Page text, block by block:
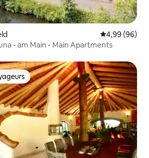
Évaluation
4,99 (96)
- am Main - Main Apartments